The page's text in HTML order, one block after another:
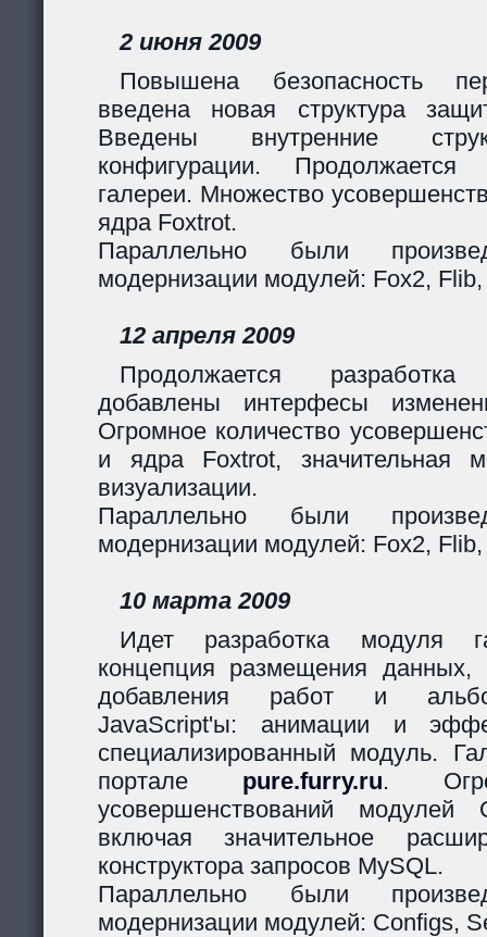
2 июня 2009
Повышена безопасность
введена новая структура
Введены внутренние
конфигурации. Продолжается
галереи. Множество
ядра Foxtrot.
Параллельно были
модернизации модулей: Fox2,
12 апреля 2009
Продолжается
добавлены интерфесы
Огромное количество
и ядра Foxtrot, значительная
визуализации.
Параллельно были
модернизации модулей: Fox2,
10 марта 2009
Идет разработка модуля
концепция размещения данных,
добавления работ и
JavaScript'ы: анимации и
специализированный модуль.
портале pure.furry.ru.
усовершенствований
включая значительное
конструктора запросов MySQL.
Параллельно были
модернизации модулей: Configs,